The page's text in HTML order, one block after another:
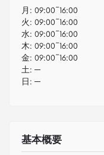
月: 09:00~16:00
火: 09:00~16:00
水: 09:00~16:00
木: 09:00~16:00
金: 09:00~16:00
土: ─
日: ─
基本概要